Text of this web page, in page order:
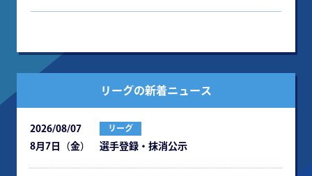
リーグの新着ニュース
2026/08/07 リーグ
8月7日（金） 選手登録・抹消公示